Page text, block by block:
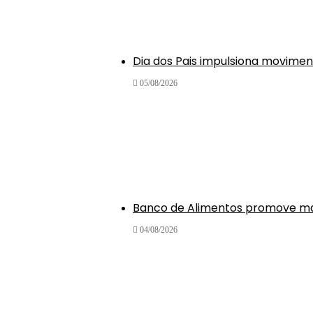
Dia dos Pais impulsiona
05/08/2026
Banco de Alimentos promove
04/08/2026